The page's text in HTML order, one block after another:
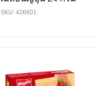
SKU: 426601